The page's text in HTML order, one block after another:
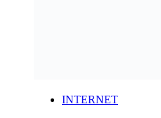
INTERNET